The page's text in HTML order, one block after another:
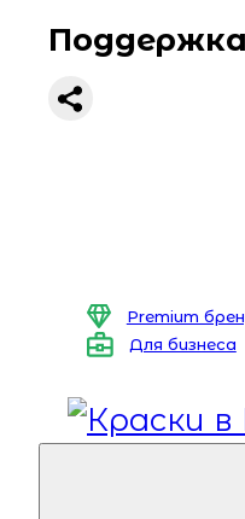
Premium
Для бизнеса